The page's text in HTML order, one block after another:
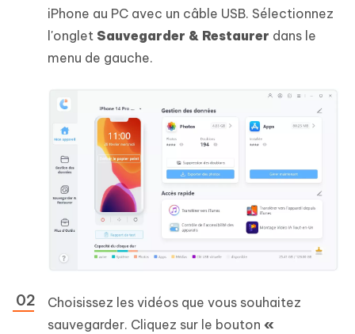
iPhone au PC avec un câble USB. Sélectionnez
l'onglet Sauvegarder & Restaurer dans le
menu de gauche.
Choisissez les vidéos que vous souhaitez
sauvegarder. Cliquez sur le bouton «